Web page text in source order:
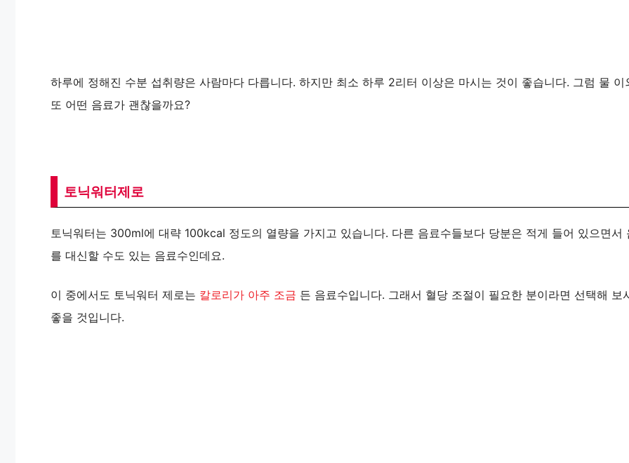
하루에 정해진 수분 섭취량은 사람마다 다릅니다. 하지만 최소 하루 2리터 이상은 마시는 것이 좋습니다. 그럼 물 이
또 어떤 음료가 괜찮을까요?
토닉워터제로
토닉워터는 300ml에 대략 100kcal 정도의 열량을 가지고 있습니다. 다른 음료수들보다 당분은 적게 들어 있으면서
를 대신할 수도 있는 음료수인데요.
이 중에서도 토닉워터 제로는 칼로리가 아주 조금 든 음료수입니다. 그래서 혈당 조절이 필요한 분이라면 선택해 보
좋을 것입니다.